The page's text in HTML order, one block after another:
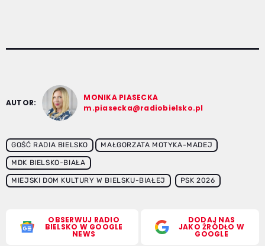
AUTOR:
MONIKA PIASECKA
m.piasecka@radiobielsko.pl
GOŚĆ RADIA BIELSKO MAŁGORZATA MOTYKA-MADEJ
MDK BIELSKO-BIAŁA
MIEJSKI DOM KULTURY W BIELSKU-BIAŁEJ PSK 2026
OBSERWUJ RADIO
BIELSKO W GOOGLE
NEWS
DODAJ NAS
JAKO ŹRÓDŁO W
GOOGLE